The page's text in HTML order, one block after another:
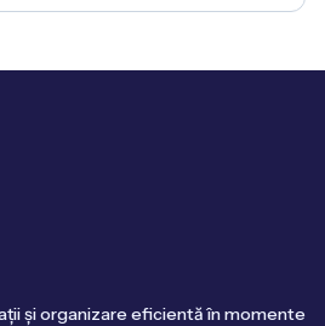
și organizare eficientă în momente